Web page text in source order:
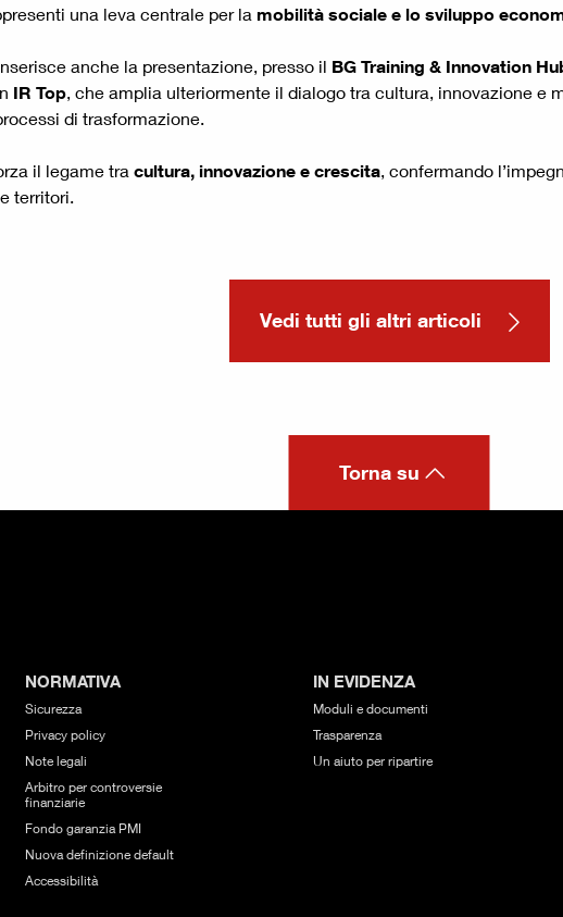
una leva centrale per la mobilità sociale e lo sviluppo
anche la presentazione, presso il BG Training & Innovation
IR Top, che amplia ulteriormente il dialogo tra cultura, innovazione e
di trasformazione.
il legame tra cultura, innovazione e crescita, confermando
territori.
Vedi tutti gli altri articoli
Torna su
NORMATIVA
Sicurezza
Privacy policy
Note legali
Arbitro per controversie
finanziarie
Fondo garanzia PMI
Nuova definizione default
Accessibilità
IN EVIDENZA
Moduli e documenti
Trasparenza
Un aiuto per ripartire